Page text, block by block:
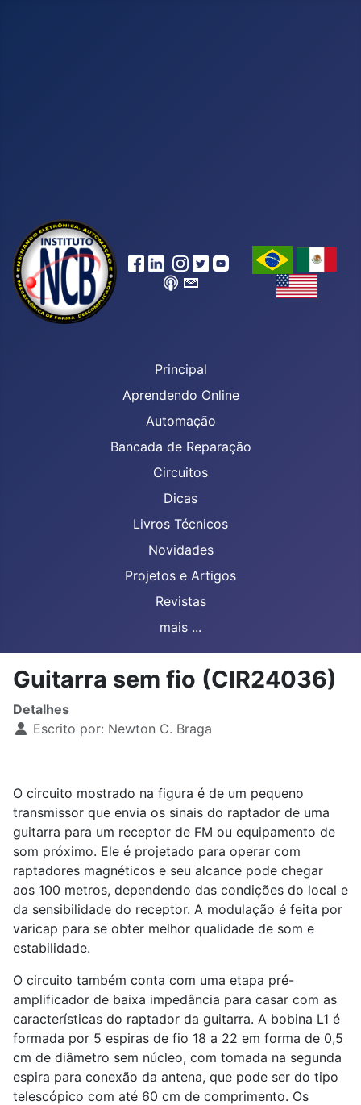
Principal
Aprendendo Online
Automação
Bancada de Reparação
Circuitos
Dicas
Livros Técnicos
Novidades
Projetos e Artigos
Revistas
mais ...
Guitarra sem fio (CIR24036)
Detalhes
Escrito por: Newton C. Braga
O circuito mostrado na figura é de um pequeno
transmissor que envia os sinais do raptador de uma
guitarra para um receptor de FM ou equipamento de
som próximo. Ele é projetado para operar com
raptadores magnéticos e seu alcance pode chegar
aos 100 metros, dependendo das condições do local e
da sensibilidade do receptor. A modulação é feita por
varicap para se obter melhor qualidade de som e
estabilidade.
O circuito também conta com uma etapa pré-
amplificador de baixa impedância para casar com as
características do raptador da guitarra. A bobina L1 é
formada por 5 espiras de fio 18 a 22 em forma de 0,5
cm de diâmetro sem núcleo, com tomada na segunda
espira para conexão da antena, que pode ser do tipo
telescópico com até 60 cm de comprimento. Os